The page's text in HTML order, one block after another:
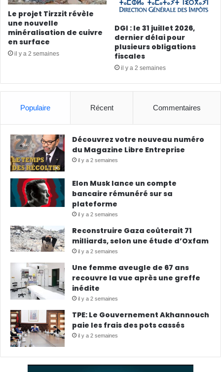
Le projet Tirzzit révèle
une nouvelle
minéralisation de cuivre
en surface
il y a 2 semaines
DGI : le 31 juillet 2026,
dernier délai pour
plusieurs obligations
fiscales
il y a 2 semaines
Populaire Récent Commentaires
Découvrez votre nouveau numéro
du Magazine Libre Entreprise
il y a 2 semaines
Elon Musk lance un compte
bancaire rémunéré sur sa
plateforme
il y a 2 semaines
Reconstruire Gaza coûterait 71
milliards, selon une étude d’Oxfam
il y a 2 semaines
Une femme aveugle de 67 ans
recouvre la vue après une greffe
inédite
il y a 2 semaines
TPE: Le Gouvernement Akhannouch
paie les frais des pots cassés
il y a 2 semaines